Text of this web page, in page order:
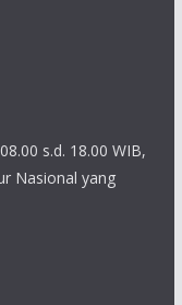
s.d. 18.00 WIB,
Nasional yang